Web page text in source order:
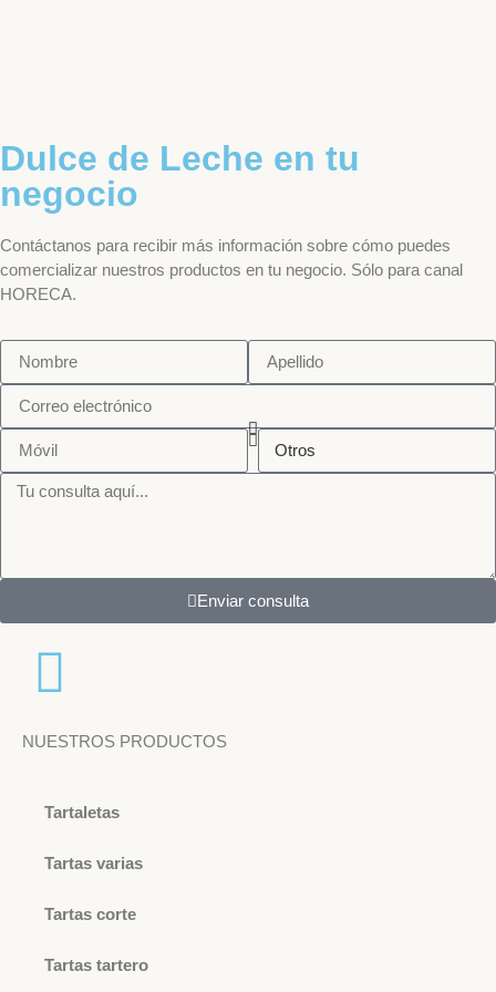
Dulce de Leche en tu
negocio
Contáctanos para recibir más información sobre cómo puedes
comercializar nuestros productos en tu negocio. Sólo para canal
HORECA.
Enviar consulta
NUESTROS PRODUCTOS
Tartaletas
Tartas varias
Tartas corte
Tartas tartero